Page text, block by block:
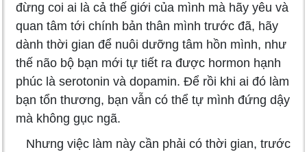
đừng coi ai là cả thế giới của mình mà hãy yêu và
quan tâm tới chính bản thân mình trước đã, hãy
dành thời gian để nuôi dưỡng tâm hồn mình, như
thế não bộ bạn mới tự tiết ra được hormon hạnh
phúc là serotonin và dopamin. Để rồi khi ai đó làm
bạn tổn thương, bạn vẫn có thể tự mình đứng dậy
mà không gục ngã.
Nhưng việc làm này cần phải có thời gian, trước